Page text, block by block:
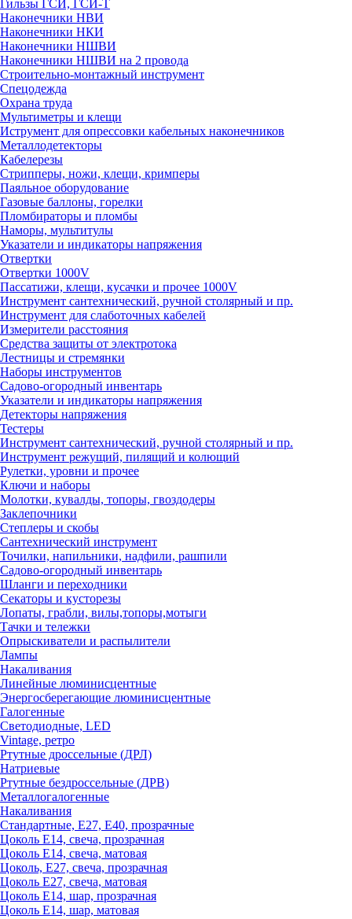
Гильзы ГСИ, ГСИ-Т
Наконечники НВИ
Наконечники НКИ
Наконечники НШВИ
Наконечники НШВИ на 2 провода
Строительно-монтажный инструмент
Спецодежда
Охрана труда
Мультиметры и клещи
Иструмент для опрессовки кабельных наконечников
Металлодетекторы
Кабелерезы
Стрипперы, ножи, клещи, кримперы
Паяльное оборудование
Газовые баллоны, горелки
Пломбираторы и пломбы
Наморы, мультитулы
Указатели и индикаторы напряжения
Отвертки
Отвертки 1000V
Пассатижи, клещи, кусачки и прочее 1000V
Инструмент сантехнический, ручной столярный и пр.
Инструмент для слаботочных кабелей
Измерители расстояния
Средства защиты от электротока
Лестницы и стремянки
Наборы инструментов
Садово-огородный инвентарь
Указатели и индикаторы напряжения
Детекторы напряжения
Тестеры
Инструмент сантехнический, ручной столярный и пр.
Инструмент режущий, пилящий и колющий
Рулетки, уровни и прочее
Ключи и наборы
Молотки, кувалды, топоры, гвоздодеры
Заклепочники
Степлеры и скобы
Сантехнический инструмент
Точилки, напильники, надфили, рашпили
Садово-огородный инвентарь
Шланги и переходники
Секаторы и кусторезы
Лопаты, грабли, вилы,топоры,мотыги
Тачки и тележки
Опрыскиватели и распылители
Лампы
Накаливания
Линейные люминисцентные
Энергосберегающие люминисцентные
Галогенные
Светодиодные, LED
Vintage, ретро
Ртутные дроссельные (ДРЛ)
Натриевые
Ртутные бездроссельные (ДРВ)
Металлогалогенные
Накаливания
Стандартные, Е27, Е40, прозрачные
Цоколь Е14, свеча, прозрачная
Цоколь Е14, свеча, матовая
Цоколь, Е27, свеча, прозрачная
Цоколь Е27, свеча, матовая
Цоколь Е14, шар, прозрачная
Цоколь Е14, шар, матовая